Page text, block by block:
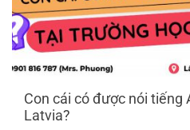
Con cái có được nói tiếng
Latvia?